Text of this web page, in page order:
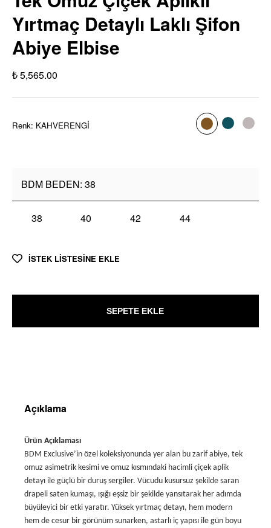
Yırtmaç Detaylı Laklı Şifon
Abiye Elbise
₺ 5,565.00
Renk: KAHVERENGİ
BDM BEDEN: 38
38 40 42 44
İSTEK LİSTESİNE EKLE
SEPETE EKLE
Açıklama
Ürün Açıklaması
BDM Exclusive’in özel koleksiyonunda yer alan bu zarif abiye, tek
omuz asimetrik kesimi ve omuz kısmındaki hacimli çiçek aplik
detayı ile güçlü bir duruş sergiler. Vücudu kusursuz şekilde saran
drapeli saten kumaşı, ışığı eşsiz bir şekilde yansıtarak her adımda
büyüleyici bir etki yaratır. Yüksek yırtmaç detayı, hem modern
hem de cesur bir görünüm sunarken, astarlı iç yapısı ile gün boyu